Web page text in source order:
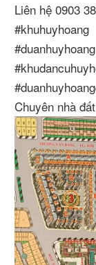
Liên hệ 0903
#khuhuyhoang
#duanhuyhoang
Chuyên nhà